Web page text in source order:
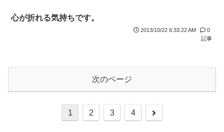
心が折れる気持ちです。
2013/10/22 6:33:22 AM
0
記事
次のページ
1 2 3 4